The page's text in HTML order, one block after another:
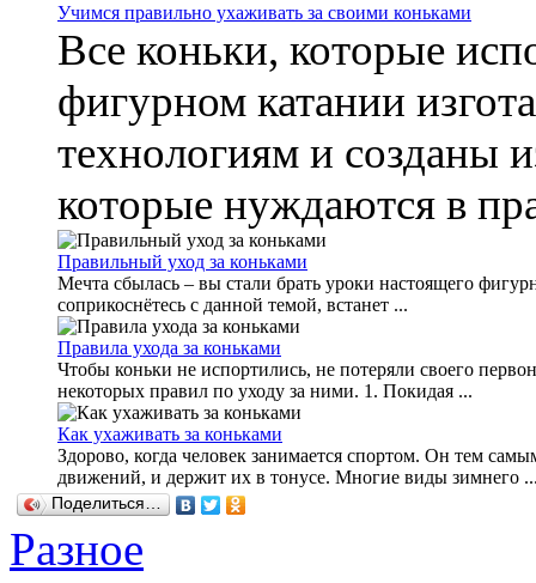
Учимся правильно ухаживать за своими коньками
Все коньки, которые
фигурном катании
технологиям и созданы
которые нуждаются в
Правильный уход за коньками
Мечта сбылась – вы стали брать уроки настоящего
соприкоснётесь с данной темой, встанет ...
Правила ухода за коньками
Чтобы коньки не испортились, не потеряли своего
некоторых правил по уходу за ними. 1. Покидая ...
Как ухаживать за коньками
Здорово, когда человек занимается спортом. Он тем
движений, и держит их в тонусе. Многие виды зимнего
Поделиться…
Разное